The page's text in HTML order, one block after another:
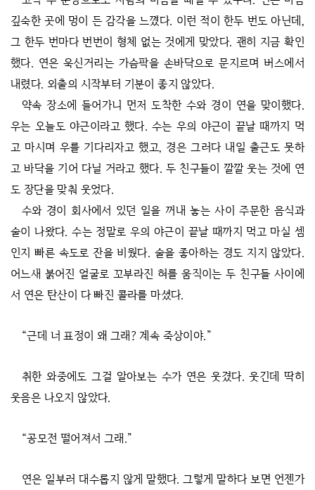
깊숙한 곳에 멍이 든 감각을 느꼈다. 이런 적이 한두 번도 아닌데,
그 한두 번마다 번번이 형체 없는 것에게 맞았다. 괜히 지금 확인
했다. 연은 욱신거리는 가슴팍을 손바닥으로 문지르며 버스에서
내렸다. 외출의 시작부터 기분이 좋지 않았다.
약속 장소에 들어가니 먼저 도착한 수와 경이 연을 맞이했다.
우는 오늘도 야근이라고 했다. 수는 우의 야근이 끝날 때까지 먹
고 마시며 우를 기다리자고 했고, 경은 그러다 내일 출근도 못하
고 바닥을 기어 다닐 거라고 했다. 두 친구들이 깔깔 웃는 것에 연
도 장단을 맞춰 웃었다.
수와 경이 회사에서 있던 일을 꺼내 놓는 사이 주문한 음식과
술이 나왔다. 수는 정말로 우의 야근이 끝날 때까지 먹고 마실 셈
인지 빠른 속도로 잔을 비웠다. 술을 좋아하는 경도 지지 않았다.
어느새 붉어진 얼굴로 꼬부라진 혀를 움직이는 두 친구들 사이에
서 연은 탄산이 다 빠진 콜라를 마셨다.
“근데 너 표정이 왜 그래? 계속 죽상이야.”
취한 와중에도 그걸 알아보는 수가 연은 웃겼다. 웃긴데 딱히
웃음은 나오지 않았다.
“공모전 떨어져서 그래.”
연은 일부러 대수롭지 않게 말했다. 그렇게 말하다 보면 언젠가